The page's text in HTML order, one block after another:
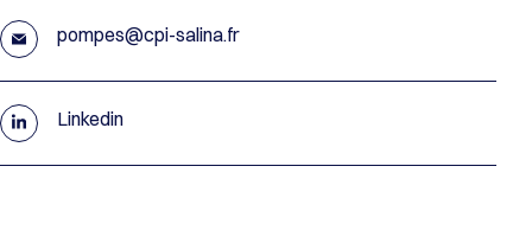
pompes@cpi-salina.fr
Linkedin